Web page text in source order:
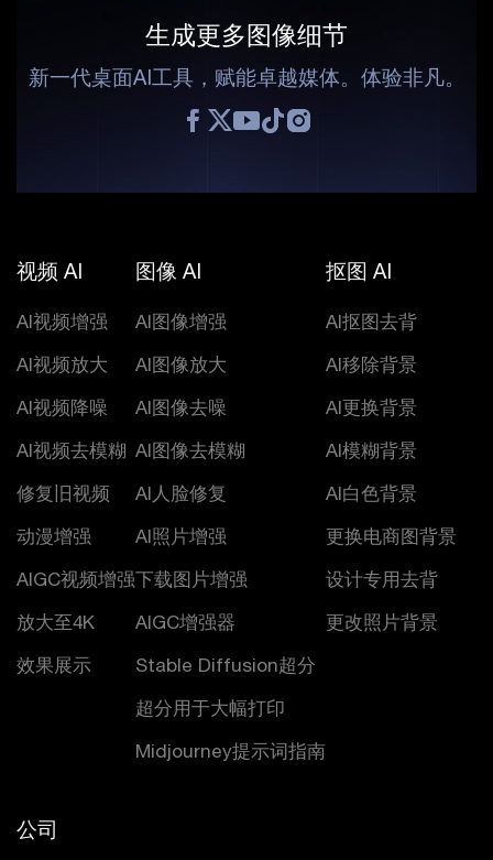
生成更多图像细节
新一代桌面AI工具，赋能卓越媒体。体验非凡。
视频 AI
AI视频增强
AI视频放大
AI视频降噪
AI视频去模糊
修复旧视频
动漫增强
AIGC视频增强
放大至4K
效果展示
图像 AI
AI图像增强
AI图像放大
AI图像去噪
AI图像去模糊
AI人脸修复
AI照片增强
下载图片增强
AIGC增强器
Stable Diffusion超分
超分用于大幅打印
Midjourney提示词指南
抠图 AI
AI抠图去背
AI移除背景
AI更换背景
AI模糊背景
AI白色背景
更换电商图背景
设计专用去背
更改照片背景
公司